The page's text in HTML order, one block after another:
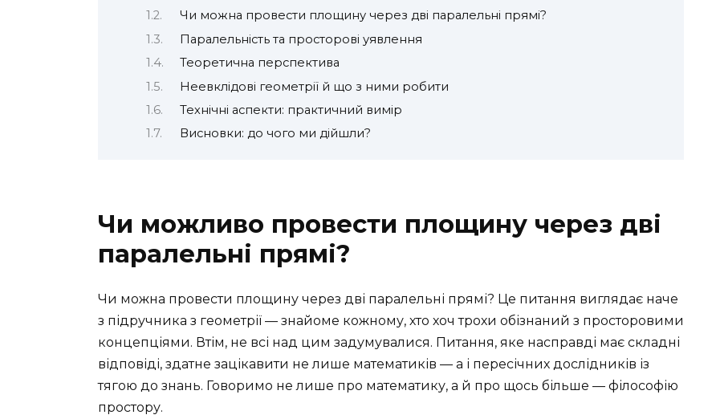
Чи можна провести площину через дві паралельні прямі?
Паралельність та просторові уявлення
Теоретична перспектива
Неевклідові геометрії й що з ними робити
Технічні аспекти: практичний вимір
Висновки: до чого ми дійшли?
Чи можливо провести площину через дві
паралельні прямі?
Чи можна провести площину через дві паралельні прямі? Це питання виглядає наче
з підручника з геометрії — знайоме кожному, хто хоч трохи обізнаний з просторовими
концепціями. Втім, не всі над цим задумувалися. Питання, яке насправді має складні
відповіді, здатне зацікавити не лише математиків — а і пересічних дослідників із
тягою до знань. Говоримо не лише про математику, а й про щось більше — філософію
простору.